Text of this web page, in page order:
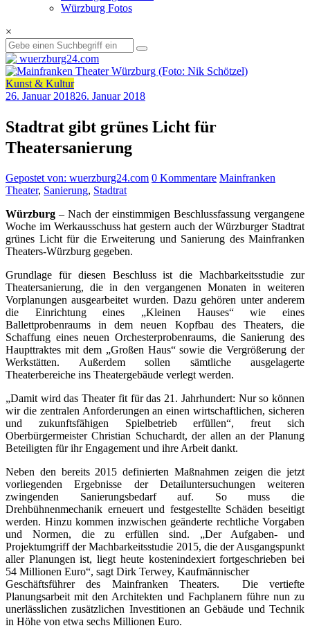
Würzburg Fotos
×
Kunst & Kultur
26. Januar 201826. Januar 2018
Stadtrat gibt grünes Licht für
Theatersanierung
Gepostet von: wuerzburg24.com 0 Kommentare Mainfranken
Theater, Sanierung, Stadtrat
Würzburg – Nach der einstimmigen Beschlussfassung vergangene
Woche im Werkausschuss hat gestern auch der Würzburger Stadtrat
grünes Licht für die Erweiterung und Sanierung des Mainfranken
Theaters-Würzburg gegeben.
Grundlage für diesen Beschluss ist die Machbarkeitsstudie zur
Theatersanierung, die in den vergangenen Monaten in weiteren
Vorplanungen ausgearbeitet wurden. Dazu gehören unter anderem
die Einrichtung eines „Kleinen Hauses“ wie eines
Ballettprobenraums in dem neuen Kopfbau des Theaters, die
Schaffung eines neuen Orchesterprobenraums, die Sanierung des
Haupttraktes mit dem „Großen Haus“ sowie die Vergrößerung der
Werkstätten. Außerdem sollen sämtliche ausgelagerte
Theaterbereiche ins Theatergebäude verlegt werden.
„Damit wird das Theater fit für das 21. Jahrhundert: Nur so können
wir die zentralen Anforderungen an einen wirtschaftlichen, sicheren
und zukunftsfähigen Spielbetrieb erfüllen“, freut sich
Oberbürgermeister Christian Schuchardt, der allen an der Planung
Beteiligten für ihr Engagement und ihre Arbeit dankt.
Neben den bereits 2015 definierten Maßnahmen zeigen die jetzt
vorliegenden Ergebnisse der Detailuntersuchungen weiteren
zwingenden Sanierungsbedarf auf. So muss die
Drehbühnenmechanik erneuert und festgestellte Schäden beseitigt
werden. Hinzu kommen inzwischen geänderte rechtliche Vorgaben
und Normen, die zu erfüllen sind. „Der Aufgaben- und
Projektumgriff der Machbarkeitsstudie 2015, die der Ausgangspunkt
aller Planungen ist, liegt heute kostenindexiert fortgeschrieben bei
54 Millionen Euro“, sagt Dirk Terwey, Kaufmännischer
Geschäftsführer des Mainfranken Theaters. Die vertiefte
Planungsarbeit mit den Architekten und Fachplanern führe nun zu
unerlässlichen zusätzlichen Investitionen an Gebäude und Technik
in Höhe von etwa sechs Millionen Euro.